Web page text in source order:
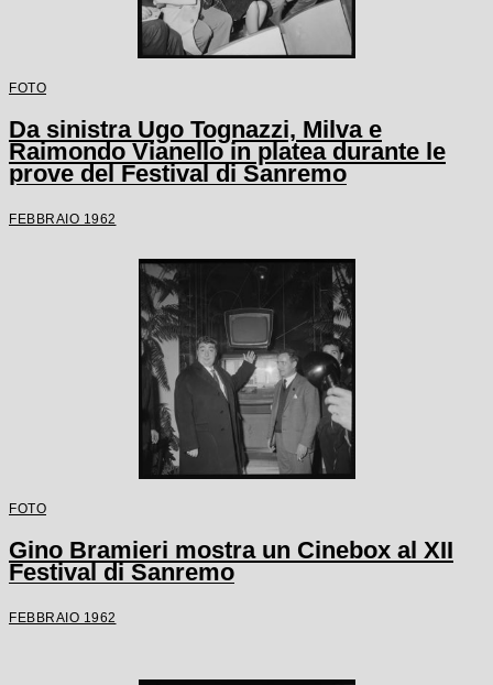
FOTO
Da sinistra Ugo Tognazzi, Milva e
Raimondo Vianello in platea durante le
prove del Festival di Sanremo
FEBBRAIO 1962
FOTO
Gino Bramieri mostra un Cinebox al XII
Festival di Sanremo
FEBBRAIO 1962